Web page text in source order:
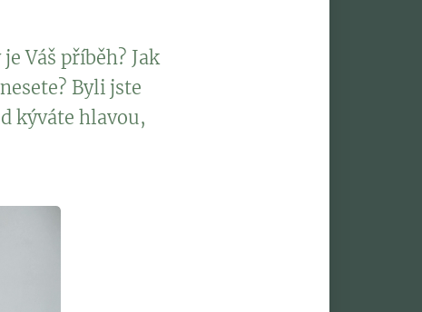
Váš příběh? Jak
Byli jste
kýváte hlavou,